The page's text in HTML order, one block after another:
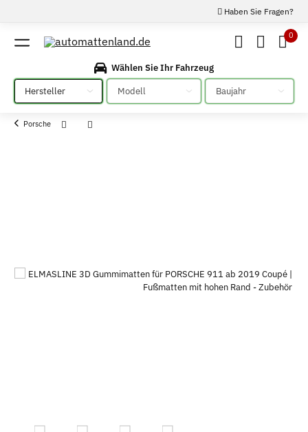
Haben Sie Fragen?
0
Wählen Sie Ihr Fahrzeug
Bitte auswählen
Bitte auswählen Bitte auswählen
Porsche